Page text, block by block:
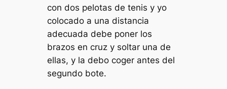
con dos pelotas de tenis y yo
colocado a una distancia
adecuada debe poner los
brazos en cruz y soltar una de
ellas, y la debo coger antes del
segundo bote.